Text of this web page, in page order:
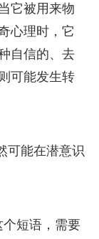
它被用来物
心理时，它
自信的、去
可能发生转
可能在潜意识
个短语，需要